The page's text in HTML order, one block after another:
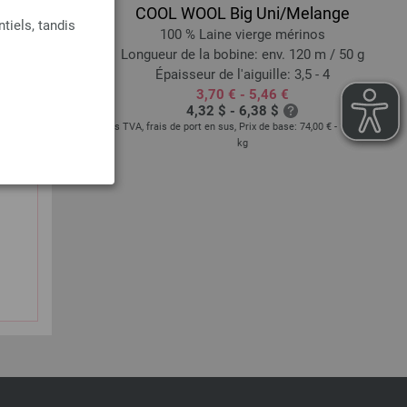
tandis
m / 50 g
COOL WOOL Big Uni/Melange
100 % Laine vierge mérinos
Longueur de la bobine: env. 120 m / 50 g
Épaisseur de l'aiguille: 3,5 - 4
3,70 € - 5,46 €
4,32 $ - 6,38 $
hors TVA, frais de port en sus, Prix de base: 74,00 € - 109,20 €/
kg